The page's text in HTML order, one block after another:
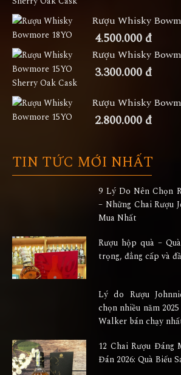
Rượu Whisky
4.500.000 đ
Rượu Whisky
3.300.000 đ
Rượu Whisky
2.800.000 đ
TIN TỨC MỚI NHẤT
9 Lý Do Nên Chọn
– Những Chai Rượu
Mua Nhất
Rượu hộp quà –
trọng, đẳng cấp và
Lý do Rượu
chọn nhiều năm
Walker bán chạy
12 Chai Rượu Đáng
Đán 2026: Quà Biếu